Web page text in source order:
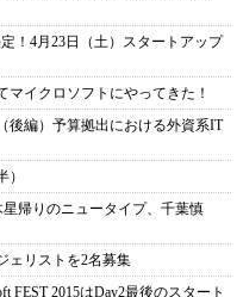
！4月23日（土）スタートアップ
イクロソフトにやってきた！
後編）予算拠出における外資系IT
帰りのニュータイプ、千葉慎
ェリストを2名募集
FEST 2015はDay2最後のスタート